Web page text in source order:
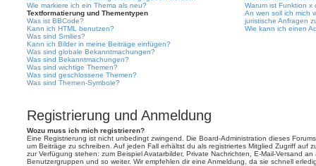
Wie markiere ich ein Thema als neu?
Textformatierung und Thementypen
Was ist BBCode?
Kann ich HTML benutzen?
Was sind Smilies?
Kann ich Bilder in meine Beiträge einfügen?
Was sind globale Bekanntmachungen?
Was sind Bekanntmachungen?
Was sind wichtige Themen?
Was sind geschlossene Themen?
Was sind Themen-Symbole?
Warum ist Funktion
An wen soll ich mich
juristische Anfragen
Wie kann ich einen
Registrierung und Anmeldung
Wozu muss ich mich registrieren?
Eine Registrierung ist nicht unbedingt zwingend. Die Board-Administration dieses
um Beiträge zu schreiben. Auf jeden Fall erhältst du als registriertes Mitglied Zugriff auf
zur Verfügung stehen: zum Beispiel Avatarbilder, Private Nachrichten, E-Mail-Versand
Benutzergruppen und so weiter. Wir empfehlen dir eine Anmeldung, da sie schnell